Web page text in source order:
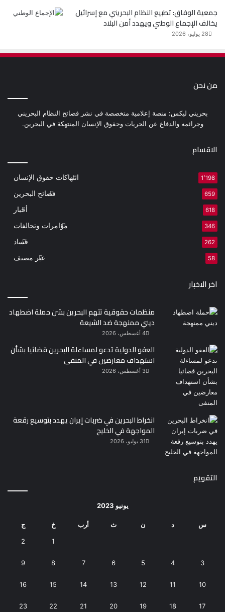
جمعية الوفاق: تطبيع النظام البحريني مع إسرائيل
يخالف الإجماع الوطني ويهدد أمن البلاد
28 يوليو، 2026
من نحن
بحريني ليكس: منصة إعلامية متخصصة في نشر فضائح النظام البحريني
وجرائمه والدفاع عن الحريات وحقوق الإنسان المنتهكة في البحرين.
الاقسام
انتهاكات حقوق الإنسان 1٬198
فضائح البحرين 659
أخبار 618
مؤامرات وتحالفات 346
فساد 262
غير مصنف 58
اخر الاخبار
منظمات حقوقية تتهم البحرين بشن حملة اضطهاد
ديني ممنهجة ضد الشيعة
4 أغسطس، 2026
العفو الدولية تدعو لمساءلة البحرين قضائيا بشأن
استهداف معارضين في المنفى
3 أغسطس، 2026
انخراط البحرين في ضربات إيران يهدد بتوسيع رقعة
المواجهة في الخليج
31 يوليو، 2026
التقويم
يونيو 2023
س د ن ث أرب خ ج
1
2
3
4
5
6
7
8
9
10
11
12
13
14
15
16
17
18
19
20
21
22
23